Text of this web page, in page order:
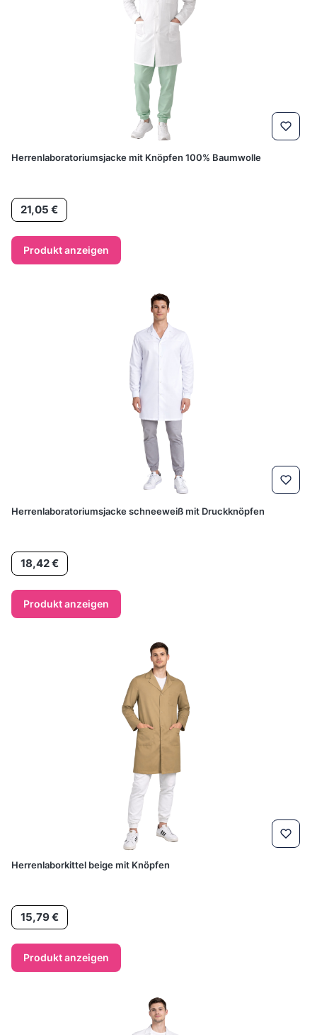
Herrenlaboratoriumsjacke mit Knöpfen 100% Baumwolle
Preis
21,05 €
Produkt anzeigen
Herrenlaboratoriumsjacke schneeweiß mit Druckknöpfen
Preis18,42 €
Produkt anzeigen
Herrenlaborkittel beige mit Knöpfen
Preis
15,79 €
Produkt anzeigen